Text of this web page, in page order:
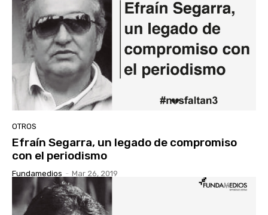
OTROS
Efraín Segarra, un legado de compromiso
con el periodismo
Fundamedios - Mar 26, 2019